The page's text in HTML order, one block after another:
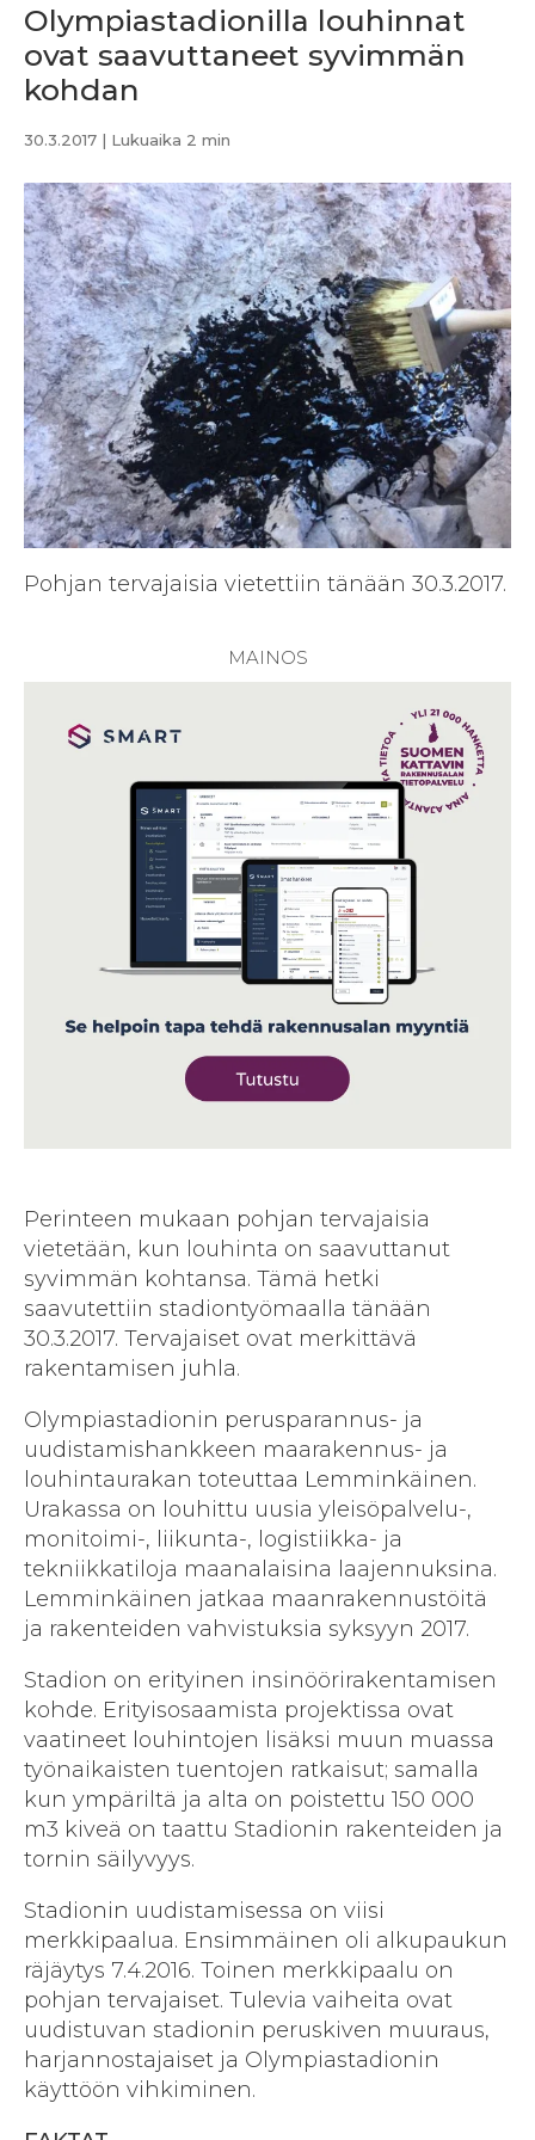
Olympiastadionilla louhinnat
ovat saavuttaneet syvimmän
kohdan
30.3.2017 | Lukuaika 2 min
Pohjan tervajaisia vietettiin tänään 30.3.2017.
Perinteen mukaan pohjan tervajaisia
vietetään, kun louhinta on saavuttanut
syvimmän kohtansa. Tämä hetki
saavutettiin stadiontyömaalla tänään
30.3.2017. Tervajaiset ovat merkittävä
rakentamisen juhla.
Olympiastadionin perusparannus- ja
uudistamishankkeen maarakennus- ja
louhintaurakan toteuttaa Lemminkäinen.
Urakassa on louhittu uusia yleisöpalvelu-,
monitoimi-, liikunta-, logistiikka- ja
tekniikkatiloja maanalaisina laajennuksina.
Lemminkäinen jatkaa maanrakennustöitä
ja rakenteiden vahvistuksia syksyyn 2017.
Stadion on erityinen insinöörirakentamisen
kohde. Erityisosaamista projektissa ovat
vaatineet louhintojen lisäksi muun muassa
työnaikaisten tuentojen ratkaisut; samalla
kun ympäriltä ja alta on poistettu 150 000
m3 kiveä on taattu Stadionin rakenteiden ja
tornin säilyvyys.
Stadionin uudistamisessa on viisi
merkkipaalua. Ensimmäinen oli alkupaukun
räjäytys 7.4.2016. Toinen merkkipaalu on
pohjan tervajaiset. Tulevia vaiheita ovat
uudistuvan stadionin peruskiven muuraus,
harjannostajaiset ja Olympiastadionin
käyttöön vihkiminen.